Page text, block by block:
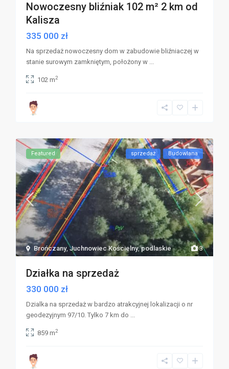
Nowoczesny bliźniak 102 m² 2 km od
Kalisza
335 000 zł
Na sprzedaż nowoczesny dom w zabudowie bliźniaczej w
stanie surowym zamkniętym, położony w ...
102 m2
3
Brończany,Juchnowiec Kościelny,podlaskie
Featured sprzedaż Budowlana
Działka na sprzedaż
330 000 zł
Dzialka na sprzedaż w bardzo atrakcyjnej lokalizacji o nr
geodezyjnym 97/10. Tylko 7 km do ...
859 m2